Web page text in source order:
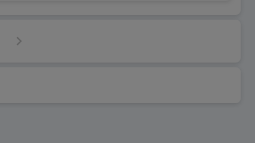
Następna strona